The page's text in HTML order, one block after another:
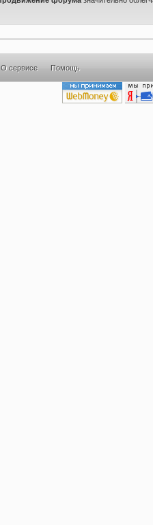
О сервисе Помощь